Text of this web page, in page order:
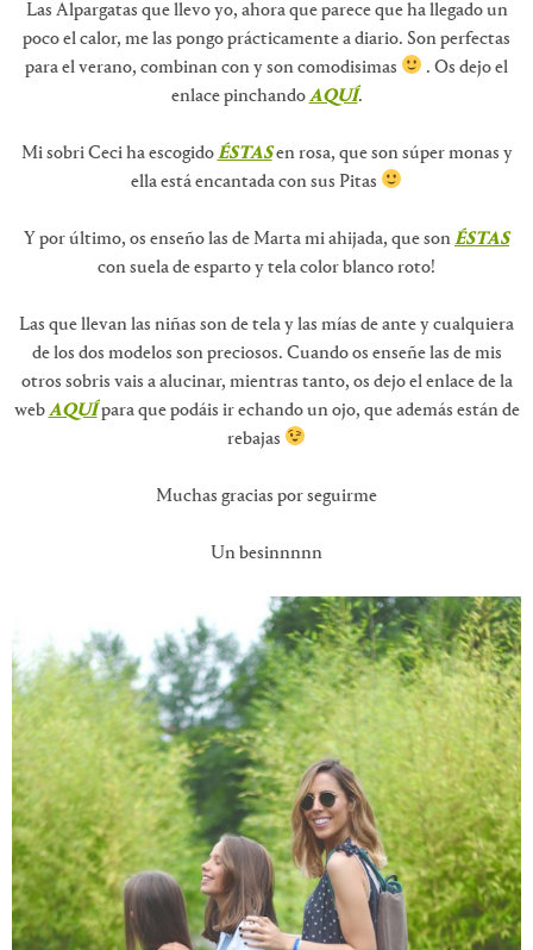
Las Alpargatas que llevo yo, ahora que parece que ha llegado un
poco el calor, me las pongo prácticamente a diario. Son perfectas
para el verano, combinan con y son comodisimas
. Os dejo el
enlace pinchandoAQUÍ.
Mi sobri Ceci ha escogidoÉSTASen rosa, que son súper monas y
ella está encantada con sus Pitas
Y por último, os enseño las de Marta mi ahijada, que sonÉSTAS
con suela de esparto y tela color blanco roto!
Las que llevan las niñas son de tela y las mías de ante y cualquiera
de los dos modelos son preciosos. Cuando os enseñe las de mis
otros sobris vais a alucinar, mientras tanto, os dejo el enlace de la
webAQUÍpara que podáis ir echando un ojo, que además están de
rebajas
Muchas gracias por seguirme
Un besinnnnn